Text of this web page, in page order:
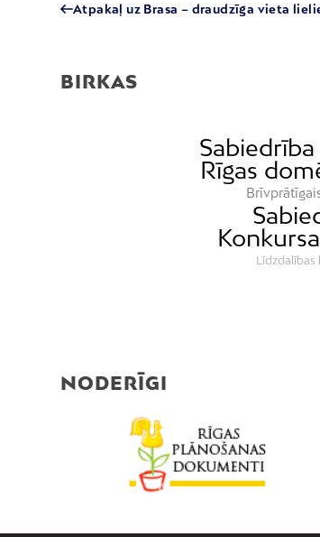
Atpakaļ uz Brasa – draudzīga vieta
BIRKAS
Sabiedrība
Rīgas
Līdzdalības
NODERĪGI